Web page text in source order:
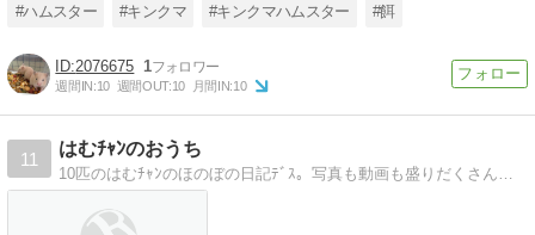
#ハムスター #キンクマ #キンクマハムスター #餌
2076675 1
週間IN:10 週間OUT:10 月間IN:10
11
はむﾁｬﾝのおうち